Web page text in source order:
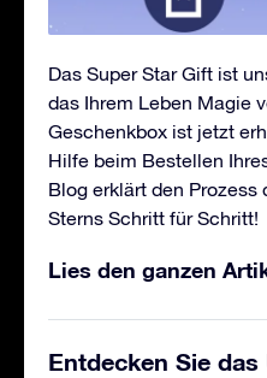
Das Super Star Gift ist
das Ihrem Leben Magie
Geschenkbox ist jetzt
Hilfe beim Bestellen
Blog erklärt den Prozess
Sterns Schritt für Schritt!
Lies den ganzen
Entdecken Sie